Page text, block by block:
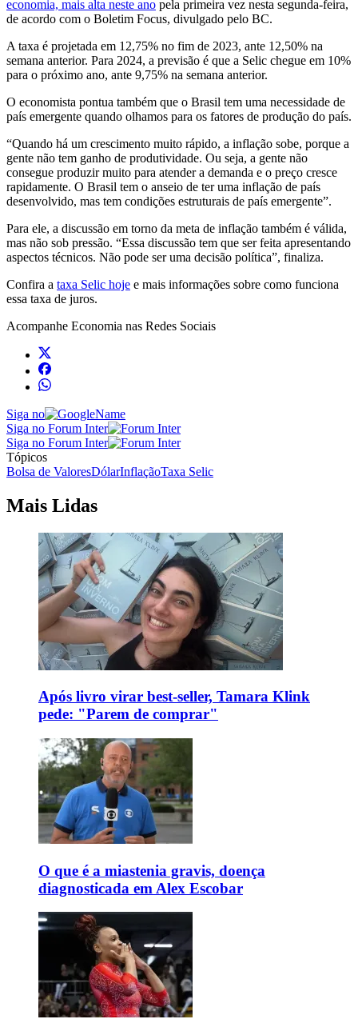
economia, mais alta neste ano pela primeira vez nesta segunda-feira,
de acordo com o Boletim Focus, divulgado pelo BC.
A taxa é projetada em 12,75% no fim de 2023, ante 12,50% na
semana anterior. Para 2024, a previsão é que a Selic chegue em 10%
para o próximo ano, ante 9,75% na semana anterior.
O economista pontua também que o Brasil tem uma necessidade de
país emergente quando olhamos para os fatores de produção do país.
“Quando há um crescimento muito rápido, a inflação sobe, porque a
gente não tem ganho de produtividade. Ou seja, a gente não
consegue produzir muito para atender a demanda e o preço cresce
rapidamente. O Brasil tem o anseio de ter uma inflação de país
desenvolvido, mas tem condições estruturais de país emergente”.
Para ele, a discussão em torno da meta de inflação também é válida,
mas não sob pressão. “Essa discussão tem que ser feita apresentando
aspectos técnicos. Não pode ser uma decisão política”, finaliza.
Confira a taxa Selic hoje e mais informações sobre como funciona
essa taxa de juros.
Acompanhe Economia nas Redes Sociais
Siga no
Siga no Forum Inter
Siga no Forum Inter
Tópicos
Bolsa de ValoresDólarInflaçãoTaxa Selic
Mais Lidas
Após livro virar best-seller, Tamara Klink
pede: "Parem de comprar"
O que é a miastenia gravis, doença
diagnosticada em Alex Escobar